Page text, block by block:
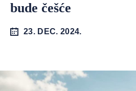
bude češće
23. DEC. 2024.